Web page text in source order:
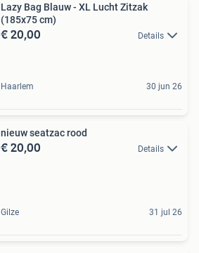
Lazy Bag Blauw - XL Lucht Zitzak
(185x75 cm)
€ 20,00 Details
Haarlem 30 jun 26
nieuw seatzac rood
€ 20,00 Details
Gilze 31 jul 26